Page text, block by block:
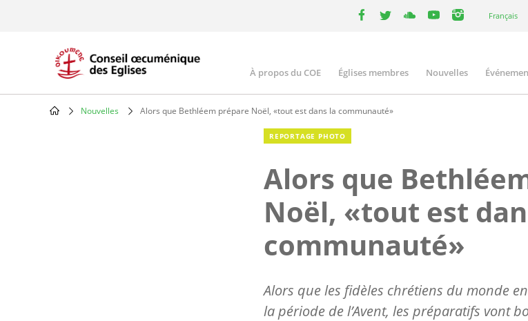
your
Français
Main
navigation
À propos du COE Églises membres Nouvelles
Nouvelles Alors que Bethléem prépare Noël, «tout est dans la communauté»
REPORTAGE PHOTO
Alors que
Noël, «tout est
communauté»
Alors que les fidèles chrétiens du monde
la période de l’Avent, les préparatifs vont